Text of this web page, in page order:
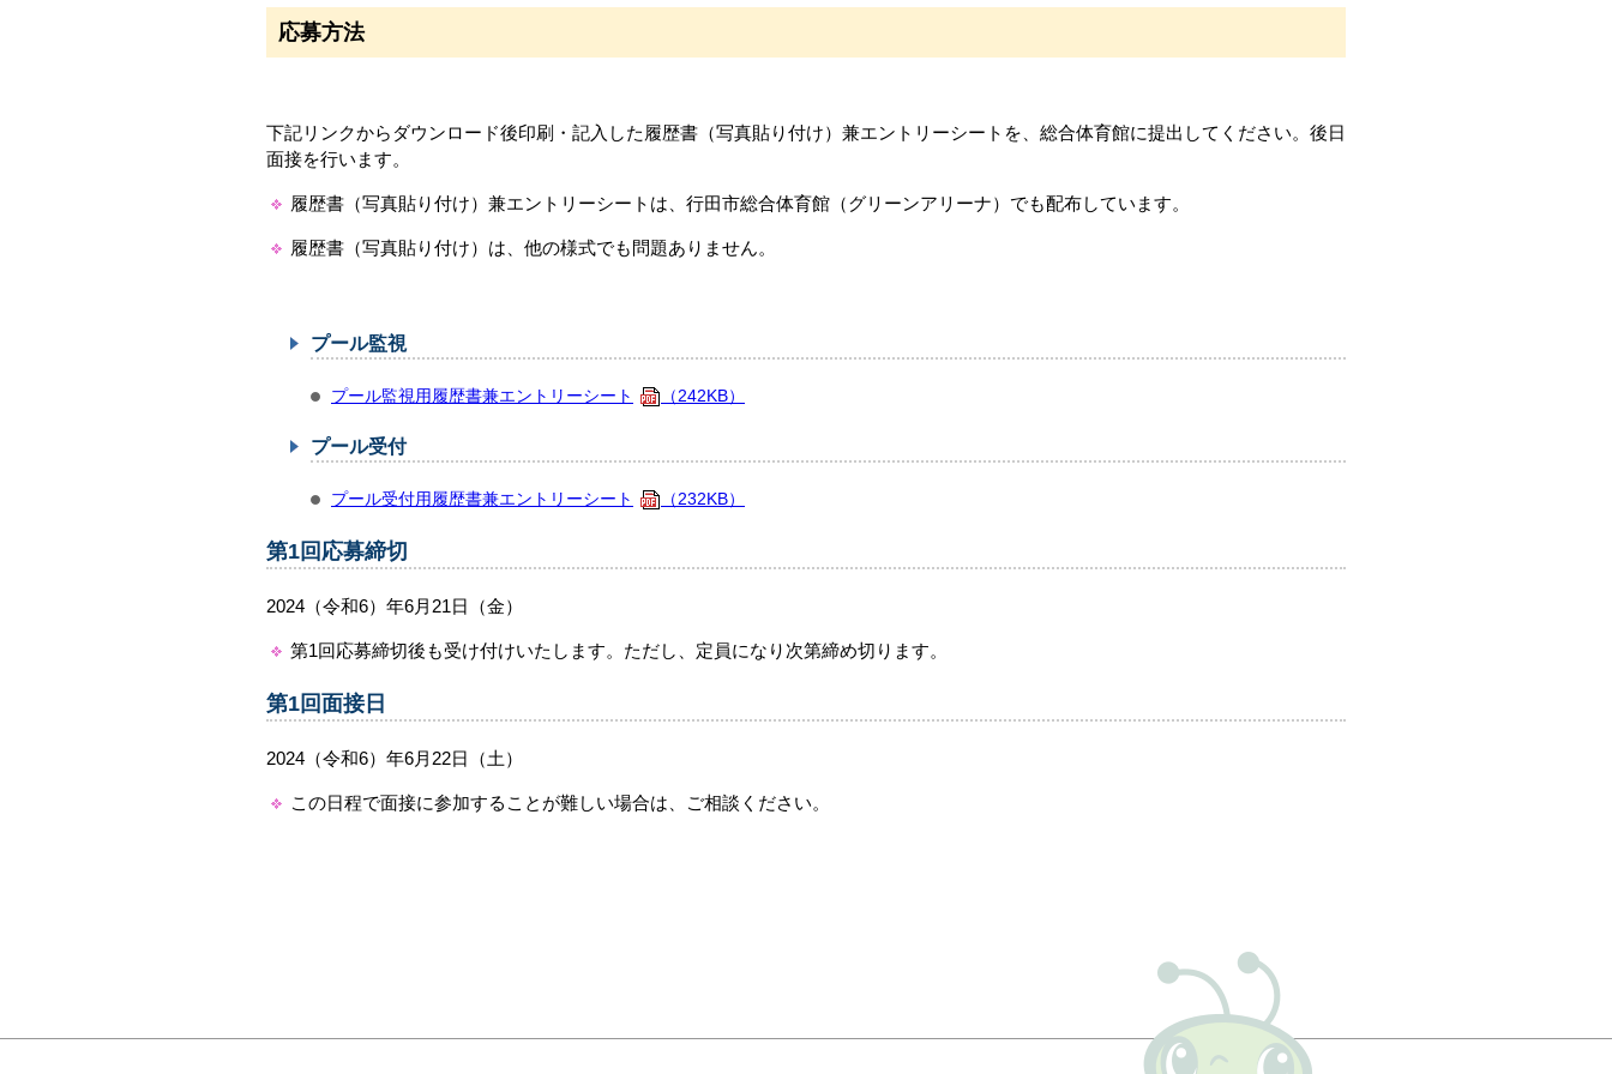
応募方法
下記リンクからダウンロード後印刷・記入した履歴書（写真貼り付け）兼エントリーシートを、総合体育館に提出してください。後日
面接を行います。
履歴書（写真貼り付け）兼エントリーシートは、行田市総合体育館（グリーンアリーナ）でも配布しています。
履歴書（写真貼り付け）は、他の様式でも問題ありません。
プール監視
プール監視用履歴書兼エントリーシート （242KB）
プール受付
プール受付用履歴書兼エントリーシート （232KB）
第1回応募締切
2024（令和6）年6月21日（金）
第1回応募締切後も受け付けいたします。ただし、定員になり次第締め切ります。
第1回面接日
2024（令和6）年6月22日（土）
この日程で面接に参加することが難しい場合は、ご相談ください。